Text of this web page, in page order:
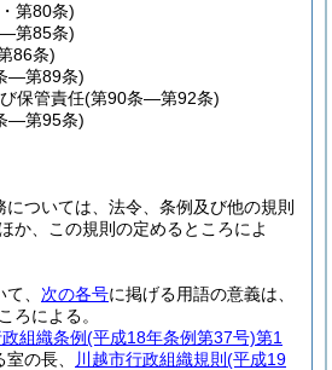
第80条)
第85条)
86条)
―第89条)
保管責任(第90条―第92条)
―第95条)
については、法令、条例及び他の規則
か、この規則の定めるところによ
、 次の各号に掲げる用語の意義は、
ろによる。
組織条例(平成18年条例第37号)第1
の長、 川越市行政組織規則 (平成19